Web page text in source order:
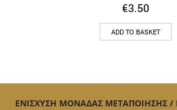
€3.50
ADD TO BASKET
ΕΝΙΣΧΥΣΗ ΜΟΝΑΔΑΣ ΜΕΤΑΠΟΙΗΣΗΣ /